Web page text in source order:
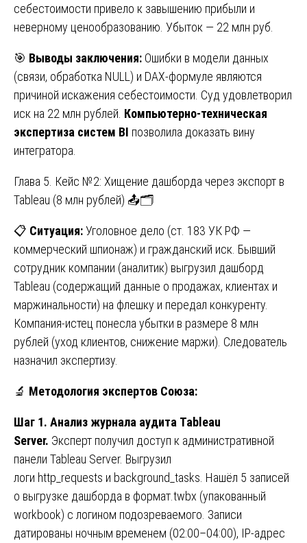
себестоимости привело к завышению прибыли и
неверному ценообразованию. Убыток — 22 млн руб.
🎯 Выводы заключения: Ошибки в модели данных
(связи, обработка NULL) и DAX-формуле являются
причиной искажения себестоимости. Суд удовлетворил
иск на 22 млн рублей. Компьютерно-техническая
экспертиза систем BI позволила доказать вину
интегратора.
Глава 5. Кейс №2: Хищение дашборда через экспорт в
Tableau (8 млн рублей) 📤🗂️
📋 Ситуация:Уголовное дело (ст. 183 УК РФ —
коммерческий шпионаж) и гражданский иск. Бывший
сотрудник компании (аналитик) выгрузил дашборд
Tableau (содержащий данные о продажах, клиентах и
маржинальности) на флешку и передал конкуренту.
Компания-истец понесла убытки в размере 8 млн
рублей (уход клиентов, снижение маржи). Следователь
назначил экспертизу.
🔬 Методология экспертов Союза:
Шаг 1. Анализ журнала аудита Tableau
Server. Эксперт получил доступ к административной
панели Tableau Server. Выгрузил
логи http_requests и background_tasks. Нашёл 5 записей
о выгрузке дашборда в формат.twbx (упакованный
workbook) с логином подозреваемого. Записи
датированы ночным временем (02:00–04:00), IP-адрес